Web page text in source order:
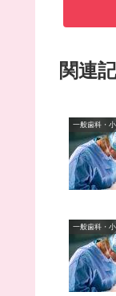
関連
一般歯科・
一般歯科・